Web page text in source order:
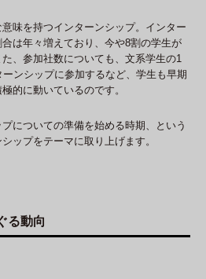
味を持つインターンシップ。インター
は年々増えており、今や8割の学生が
、参加社数についても、文系学生の1
ンシップに参加するなど、学生も早期
的に動いているのです。
についての準備を始める時期、という
ップをテーマに取り上げます。
る動向